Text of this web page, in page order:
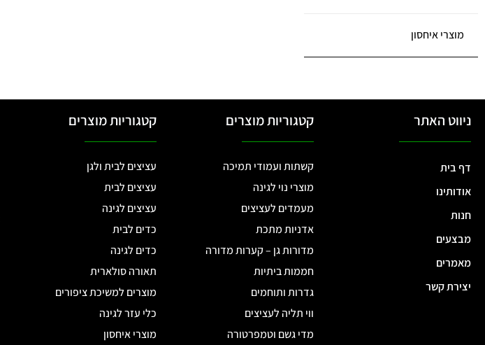
מוצרי איחסון
ניווט האתר
דף בית
אודותינו
חנות
מבצעים
מאמרים
יצירת קשר
קטגוריות מוצרים
קשתות ועמודי תמיכה
מוצרי נוי לגינה
מעמדים לעציצים
אדניות מתכת
מדורות גן – קערות מדורה
חממות ביתיות
גדרות ותוחמים
ווי תליה לעציצים
מדי גשם וטמפרטורה
קטגוריות מוצרים
עציצים לבית ולגן
עציצים לבית
עציצים לגינה
כדים לבית
כדים לגינה
תאורה סולארית
מוצרים למשיכת ציפורים
כלי עזר לגינה
מוצרי איחסון